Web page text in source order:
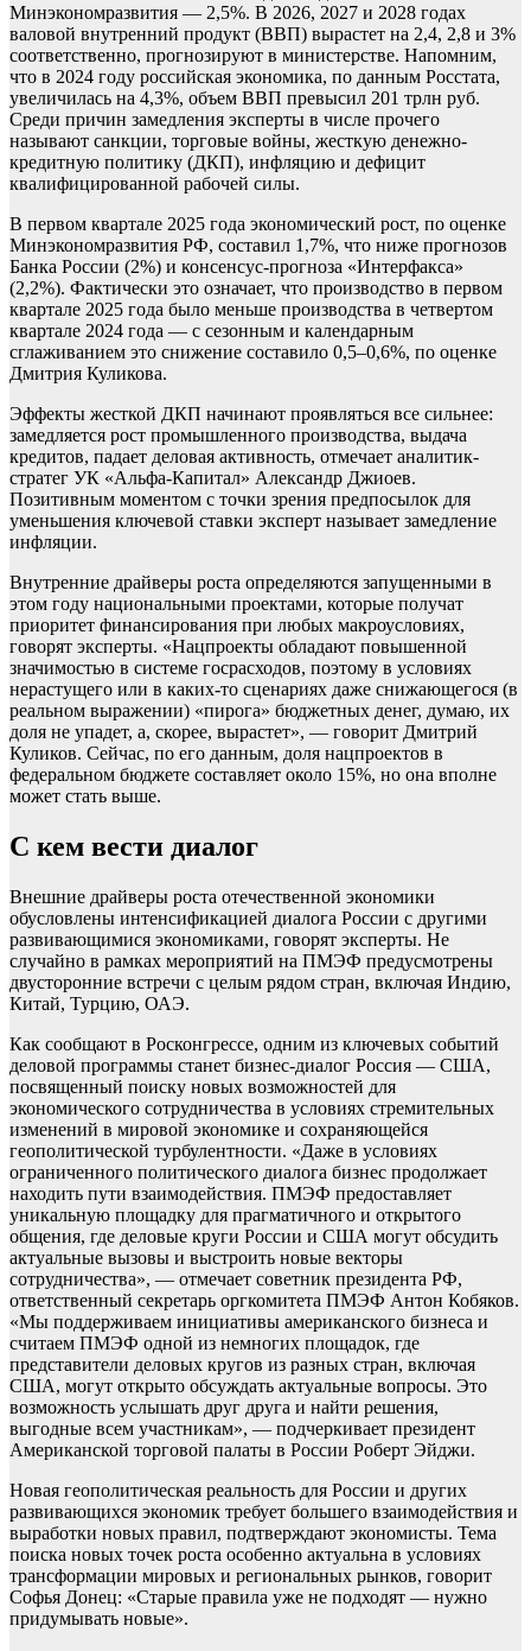
Минэкономразвития — 2,5%. В 2026, 2027 и 2028 годах
валовой внутренний продукт (ВВП) вырастет на 2,4, 2,8 и 3%
соответственно, прогнозируют в министерстве. Напомним,
что в 2024 году российская экономика, по данным Росстата,
увеличилась на 4,3%, объем ВВП превысил 201 трлн руб.
Среди причин замедления эксперты в числе прочего
называют санкции, торговые войны, жесткую денежно-
кредитную политику (ДКП), инфляцию и дефицит
квалифицированной рабочей силы.
В первом квартале 2025 года экономический рост, по оценке
Минэкономразвития РФ, составил 1,7%, что ниже прогнозов
Банка России (2%) и консенсус-прогноза «Интерфакса»
(2,2%). Фактически это означает, что производство в первом
квартале 2025 года было меньше производства в четвертом
квартале 2024 года — с сезонным и календарным
сглаживанием это снижение составило 0,5–0,6%, по оценке
Дмитрия Куликова.
Эффекты жесткой ДКП начинают проявляться все сильнее:
замедляется рост промышленного производства, выдача
кредитов, падает деловая активность, отмечает аналитик-
стратег УК «Альфа-Капитал» Александр Джиоев.
Позитивным моментом с точки зрения предпосылок для
уменьшения ключевой ставки эксперт называет замедление
инфляции.
Внутренние драйверы роста определяются запущенными в
этом году национальными проектами, которые получат
приоритет финансирования при любых макроусловиях,
говорят эксперты. «Нацпроекты обладают повышенной
значимостью в системе госрасходов, поэтому в условиях
нерастущего или в каких-то сценариях даже снижающегося (в
реальном выражении) «пирога» бюджетных денег, думаю, их
доля не упадет, а, скорее, вырастет», — говорит Дмитрий
Куликов. Сейчас, по его данным, доля нацпроектов в
федеральном бюджете составляет около 15%, но она вполне
может стать выше.
С кем вести диалог
Внешние драйверы роста отечественной экономики
обусловлены интенсификацией диалога России с другими
развивающимися экономиками, говорят эксперты. Не
случайно в рамках мероприятий на ПМЭФ предусмотрены
двусторонние встречи с целым рядом стран, включая Индию,
Китай, Турцию, ОАЭ.
Как сообщают в Росконгрессе, одним из ключевых событий
деловой программы станет бизнес-диалог Россия — США,
посвященный поиску новых возможностей для
экономического сотрудничества в условиях стремительных
изменений в мировой экономике и сохраняющейся
геополитической турбулентности. «Даже в условиях
ограниченного политического диалога бизнес продолжает
находить пути взаимодействия. ПМЭФ предоставляет
уникальную площадку для прагматичного и открытого
общения, где деловые круги России и США могут обсудить
актуальные вызовы и выстроить новые векторы
сотрудничества», — отмечает советник президента РФ,
ответственный секретарь оргкомитета ПМЭФ Антон Кобяков.
«Мы поддерживаем инициативы американского бизнеса и
считаем ПМЭФ одной из немногих площадок, где
представители деловых кругов из разных стран, включая
США, могут открыто обсуждать актуальные вопросы. Это
возможность услышать друг друга и найти решения,
выгодные всем участникам», — подчеркивает президент
Американской торговой палаты в России Роберт Эйджи.
Новая геополитическая реальность для России и других
развивающихся экономик требует большего взаимодействия и
выработки новых правил, подтверждают экономисты. Тема
поиска новых точек роста особенно актуальна в условиях
трансформации мировых и региональных рынков, говорит
Софья Донец: «Старые правила уже не подходят — нужно
придумывать новые».